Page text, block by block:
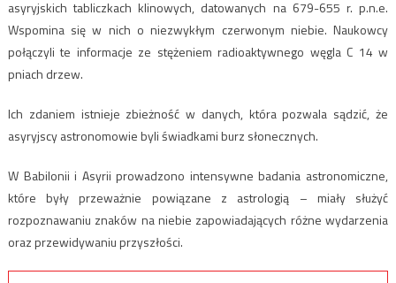
asyryjskich tabliczkach klinowych, datowanych na 679-655 r. p.n.e.
Wspomina się w nich o niezwykłym czerwonym niebie. Naukowcy
połączyli te informacje ze stężeniem radioaktywnego węgla C 14 w
pniach drzew.
Ich zdaniem istnieje zbieżność w danych, która pozwala sądzić, że
asyryjscy astronomowie byli świadkami burz słonecznych.
W Babilonii i Asyrii prowadzono intensywne badania astronomiczne,
które były przeważnie powiązane z astrologią – miały służyć
rozpoznawaniu znaków na niebie zapowiadających różne wydarzenia
oraz przewidywaniu przyszłości.